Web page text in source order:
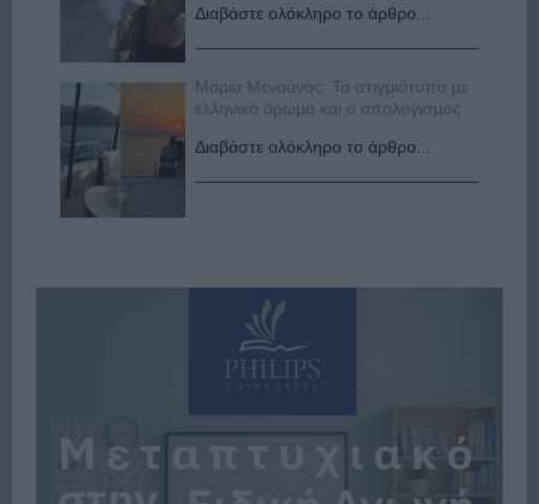
Διαβάστε ολόκληρο το άρθρο...
Μαρία Μενούνος: Τα στιγμιότυπα με
ελληνικό άρωμα και ο απολογισμός
Διαβάστε ολόκληρο το άρθρο...